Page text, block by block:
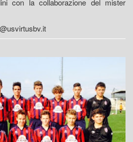
con la collaborazione del mister